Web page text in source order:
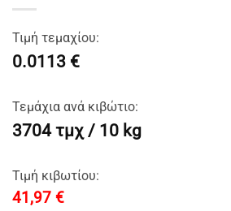
Τιμή τεμαχίου:
0.0113 €
Τεμάχια ανά κιβώτιο:
3704 τμχ / 10 kg
Τιμή κιβωτίου:
41,97 €